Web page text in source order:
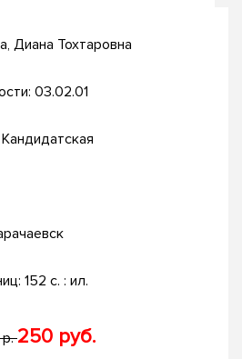
Диана Тохтаровна
03.02.01
Кандидатская
152 с. : ил.
р.250 руб.